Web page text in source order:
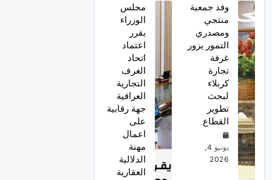
وفد جمعية
منتجي
ومصدري
التمور يزور
غرفة
تجارة
كربلاء
لبحث
تطوير
القطاع
يونيو 4,
2026
مجلس
الوزراء
يقرر
اعتماد
اتحاد
الغرف
التجارية
العراقية
جهة رقابية
على
اعمال
مهنة
الدلالية
العقارية